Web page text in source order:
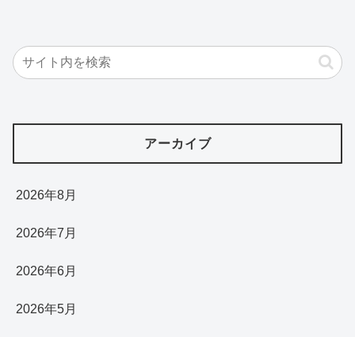
アーカイブ
2026年8月
2026年7月
2026年6月
2026年5月